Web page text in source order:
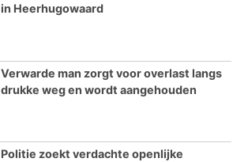
in Heerhugowaard
Verwarde man zorgt voor overlast langs
drukke weg en wordt aangehouden
Politie zoekt verdachte openlijke